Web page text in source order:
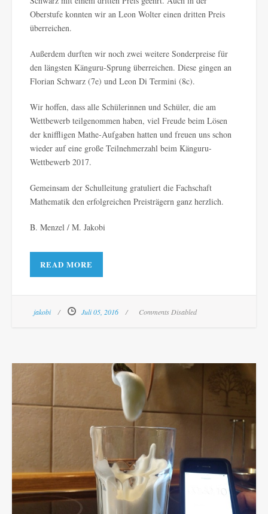
Oberstufe konnten wir an Leon Wolter einen dritten Preis
überreichen.
Außerdem durften wir noch zwei weitere Sonderpreise für
den längsten Känguru-Sprung überreichen. Diese gingen an
Florian Schwarz (7e) und Leon Di Termini (8c).
Wir hoffen, dass alle Schülerinnen und Schüler, die am
Wettbewerb teilgenommen haben, viel Freude beim Lösen
der kniffligen Mathe-Aufgaben hatten und freuen uns schon
wieder auf eine große Teilnehmerzahl beim Känguru-
Wettbewerb 2017.
Gemeinsam der Schulleitung gratuliert die Fachschaft
Mathematik den erfolgreichen Preisträgern ganz herzlich.
B. Menzel / M. Jakobi
READ MORE
jakobi Juli 05, 2016 Comments Disabled